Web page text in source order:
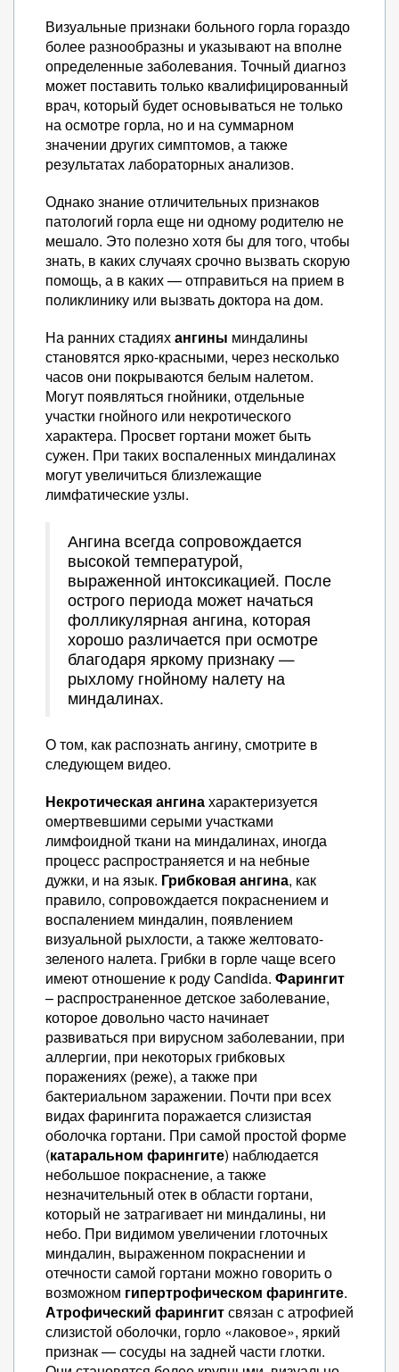
Визуальные признаки больного горла гораздо
более разнообразны и указывают на вполне
определенные заболевания. Точный диагноз
может поставить только квалифицированный
врач, который будет основываться не только
на осмотре горла, но и на суммарном
значении других симптомов, а также
результатах лабораторных анализов.
Однако знание отличительных признаков
патологий горла еще ни одному родителю не
мешало. Это полезно хотя бы для того, чтобы
знать, в каких случаях срочно вызвать скорую
помощь, а в каких — отправиться на прием в
поликлинику или вызвать доктора на дом.
На ранних стадияхангины миндалины
становятся ярко-красными, через несколько
часов они покрываются белым налетом.
Могут появляться гнойники, отдельные
участки гнойного или некротического
характера. Просвет гортани может быть
сужен. При таких воспаленных миндалинах
могут увеличиться близлежащие
лимфатические узлы.
Ангина всегда сопровождается
высокой температурой,
выраженной интоксикацией. После
острого периода может начаться
фолликулярная ангина, которая
хорошо различается при осмотре
благодаря яркому признаку —
рыхлому гнойному налету на
миндалинах.
О том, как распознать ангину, смотрите в
следующем видео.
Некротическая ангинахарактеризуется
омертвевшими серыми участками
лимфоидной ткани на миндалинах, иногда
процесс распространяется и на небные
дужки, и на язык. Грибковая ангина, как
правило, сопровождается покраснением и
воспалением миндалин, появлением
визуальной рыхлости, а также желтовато-
зеленого налета. Грибки в горле чаще всего
имеют отношение к роду Candida. Фарингит
– распространенное детское заболевание,
которое довольно часто начинает
развиваться при вирусном заболевании, при
аллергии, при некоторых грибковых
поражениях (реже), а также при
бактериальном заражении. Почти при всех
видах фарингита поражается слизистая
оболочка гортани. При самой простой форме
(катаральном фарингите) наблюдается
небольшое покраснение, а также
незначительный отек в области гортани,
который не затрагивает ни миндалины, ни
небо. При видимом увеличении глоточных
миндалин, выраженном покраснении и
отечности самой гортани можно говорить о
возможном гипертрофическом фарингите.
Атрофический фарингитсвязан с атрофией
слизистой оболочки, горло «лаковое», яркий
признак — сосуды на задней части глотки.